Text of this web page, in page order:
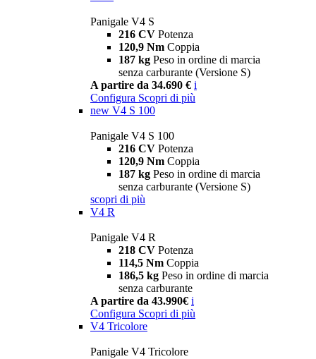
Panigale V4 S
216 CV Potenza
120,9 Nm Coppia
187 kg Peso in ordine di marcia
senza carburante (Versione S)
A partire da 34.690 € i
Configura Scopri di più
new V4 S 100
Panigale V4 S 100
216 CV Potenza
120,9 Nm Coppia
187 kg Peso in ordine di marcia
senza carburante (Versione S)
scopri di più
V4 R
Panigale V4 R
218 CV Potenza
114,5 Nm Coppia
186,5 kg Peso in ordine di marcia
senza carburante
A partire da 43.990€ i
Configura Scopri di più
V4 Tricolore
Panigale V4 Tricolore